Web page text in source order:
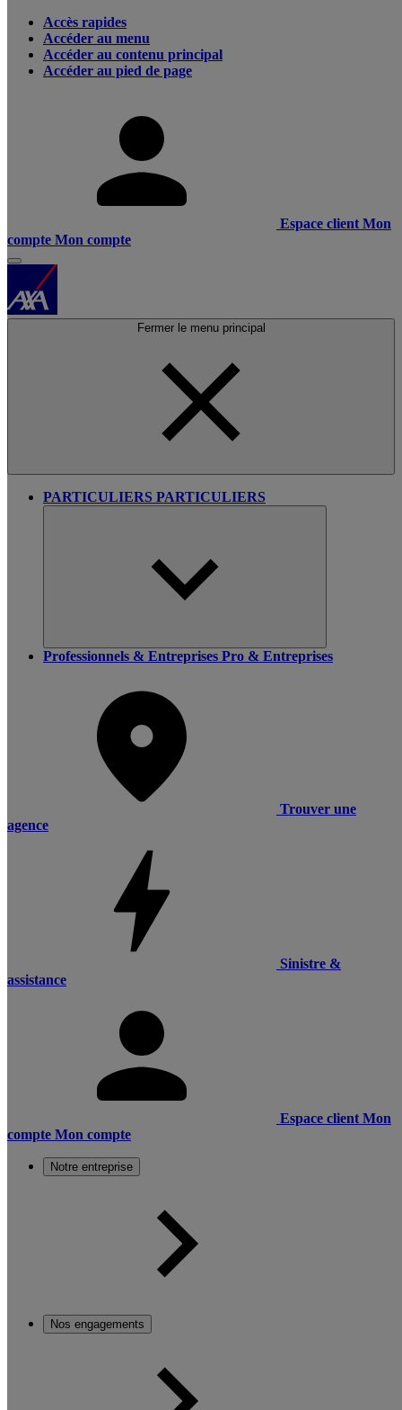
Accès rapides
Accéder au menu
Accéder au contenu principal
Accéder au pied de page
Espace client Mon
compte Mon compte
Fermer le menu principal
PARTICULIERS PARTICULIERS
Professionnels & Entreprises Pro & Entreprises
Trouver une
agence
Sinistre &
assistance
Espace client Mon
compte Mon compte
Notre entreprise
Nos engagements